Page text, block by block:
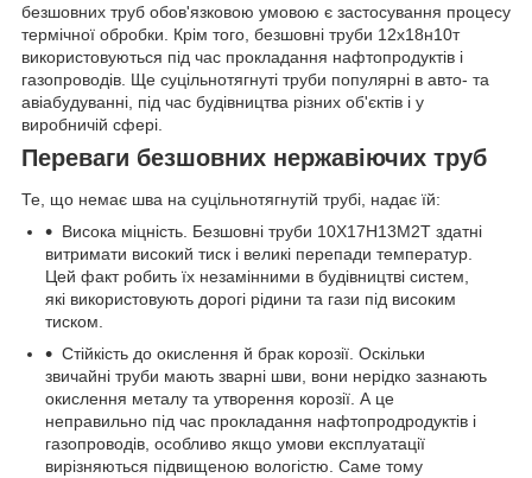
безшовних труб обов'язковою умовою є застосування процесу
термічної обробки. Крім того, безшовні труби 12х18н10т
використовуються під час прокладання нафтопродуктів і
газопроводів. Ще суцільнотягнуті труби популярні в авто- та
авіабудуванні, під час будівництва різних об'єктів і у
виробничій сфері.
Переваги безшовних нержавіючих труб
Те, що немає шва на суцільнотягнутій трубі, надає їй:
Висока міцність. Безшовні труби 10Х17Н13М2Т здатні
витримати високий тиск і великі перепади температур.
Цей факт робить їх незамінними в будівництві систем,
які використовують дорогі рідини та гази під високим
тиском.
Стійкість до окислення й брак корозії. Оскільки
звичайні труби мають зварні шви, вони нерідко зазнають
окислення металу та утворення корозії. А це
неправильно під час прокладання нафтопродродуктів і
газопроводів, особливо якщо умови експлуатації
вирізняються підвищеною вологістю. Саме тому